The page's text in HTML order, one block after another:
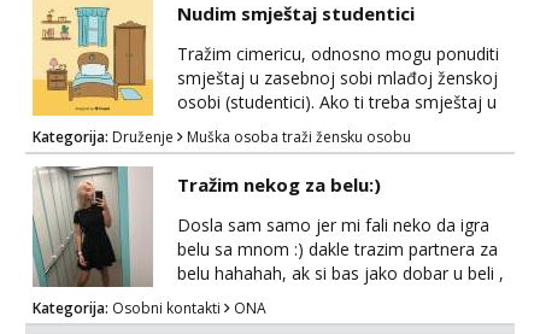
previše) i dostupna radnim danom (vikendi
i noći su za obitelj) - vodiš brigu o zdravlju
i koristiš zaštitu Ne javljajte se: - debele -
frajeri i paro...
Nudim smještaj studentici
Tražim cimericu, odnosno mogu ponuditi
smještaj u zasebnoj sobi mlađoj ženskoj
osobi (studentici). Ako ti treba smještaj u
ZG-u, a ne želiš plaćati sobu i tako malo
uštedjeti, javi se na mail.
Kategorija: Druženje Muška osoba traži žensku osobu
Tražim nekog za belu:)
Dosla sam samo jer mi fali neko da igra
belu sa mnom :) dakle trazim partnera za
belu hahahah, ak si bas jako dobar u beli ,
onda cu razmislit za dalje Klikni na link
ispod i nadji me tamo, cekam te!
Kategorija: Osobni kontakti ONA